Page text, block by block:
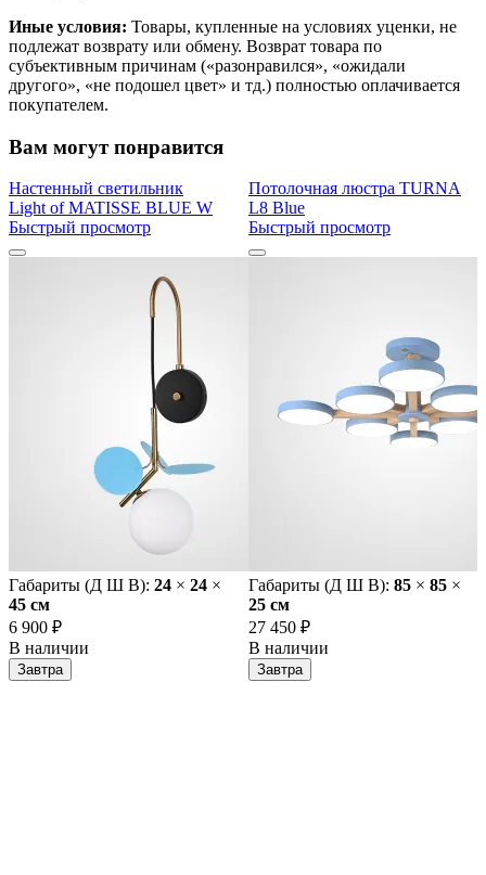
Иные условия: Товары, купленные на условиях уценки, не
подлежат возврату или обмену. Возврат товара по
субъективным причинам («разонравился», «ожидали
другого», «не подошел цвет» и тд.) полностью оплачивается
покупателем.
Вам могут понравится
Настенный светильник
Light of MATISSE BLUE W
Быстрый просмотр
Габариты (Д Ш В): 24 × 24 ×
45 cм
6 900 ₽
В наличии
Завтра
Потолочная люстра TURNA
L8 Blue
Быстрый просмотр
Габариты (Д Ш В): 85 × 85 ×
25 cм
27 450 ₽
В наличии
Завтра